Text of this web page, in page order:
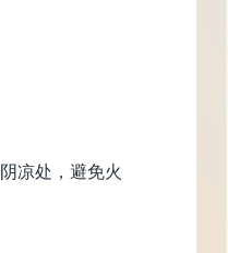
凉处，避免火